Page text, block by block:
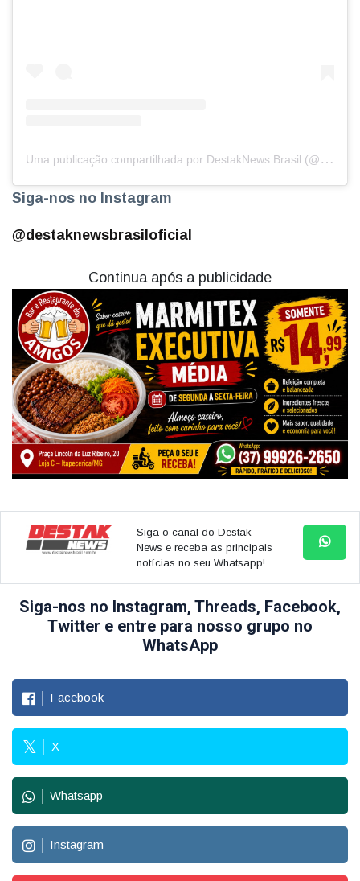
U
ma publicação compartilhada por DestakNews Brasil (@destaknewsbrasiloficial)
Siga-nos no Instagram
@destaknewsbrasiloficial
Continua após a publicidade
Siga o canal do Destak
News e receba as principais
notícias no seu Whatsapp!
Siga-nos no Instagram, Threads, Facebook,
Twitter e entre para nosso grupo no
WhatsApp
Facebook
X
Whatsapp
Instagram